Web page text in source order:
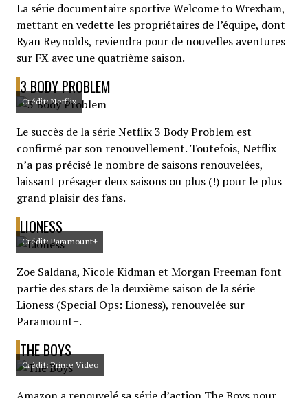
La série documentaire sportive Welcome to Wrexham,
mettant en vedette les propriétaires de l’équipe, dont
Ryan Reynolds, reviendra pour de nouvelles aventures
sur FX avec une quatrième saison.
3 BODY PROBLEM
Crédit: Netflix
Le succès de la série Netflix 3 Body Problem est
confirmé par son renouvellement. Toutefois, Netflix
n’a pas précisé le nombre de saisons renouvelées,
laissant présager deux saisons ou plus (!) pour le plus
grand plaisir des fans.
LIONESS
Crédit: Paramount+
Zoe Saldana, Nicole Kidman et Morgan Freeman font
partie des stars de la deuxième saison de la série
Lioness (Special Ops: Lioness), renouvelée sur
Paramount+.
THE BOYS
Crédit: Prime Video